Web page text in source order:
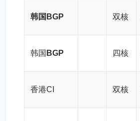
韩国BGP 双核
韩国 BGP 四核
香港CI 双核